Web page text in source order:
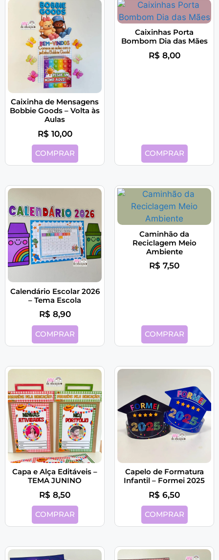
Caixinha de Mensagens
Bobbie Goods – Volta às
Aulas
R$ 10,00
COMPRAR
Caixinhas Porta
Bombom Dia das Mães
R$ 8,00
COMPRAR
Calendário Escolar 2026
– Tema Escola
R$ 8,90
COMPRAR
Caminhão da
Reciclagem Meio
Ambiente
R$ 7,50
COMPRAR
Capa e Alça Editáveis –
TEMA JUNINO
R$ 8,50
COMPRAR
Capelo de Formatura
Infantil – Formei 2025
R$ 6,50
COMPRAR